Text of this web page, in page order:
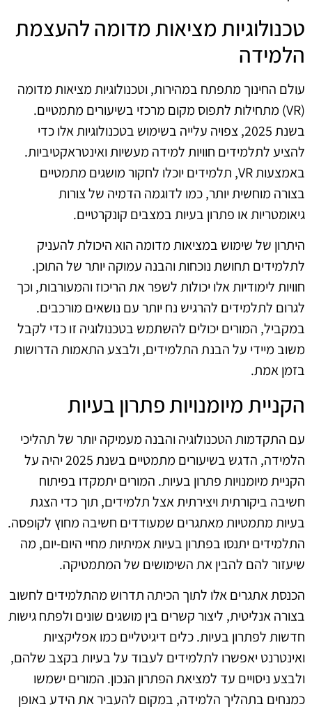
טכנולוגיות מציאות מדומה להעצמת
הלמידה
עולם החינוך מתפתח במהירות, וטכנולוגיות מציאות מדומה
(VR) מתחילות לתפוס מקום מרכזי בשיעורים מתמטיים.
בשנת 2025, צפויה עלייה בשימוש בטכנולוגיות אלו כדי
להציע לתלמידים חוויות למידה מעשיות ואינטראקטיביות.
באמצעות VR, תלמידים יוכלו לחקור מושגים מתמטיים
בצורה מוחשית יותר, כמו לדוגמה הדמיה של צורות
גיאומטריות או פתרון בעיות במצבים קונקרטיים.
היתרון של שימוש במציאות מדומה הוא היכולת להעניק
לתלמידים תחושת נוכחות והבנה עמוקה יותר של התוכן.
חוויות לימודיות אלו יכולות לשפר את הריכוז והמעורבות, וכך
לגרום לתלמידים להרגיש נח יותר עם נושאים מורכבים.
במקביל, המורים יכולים להשתמש בטכנולוגיה זו כדי לקבל
משוב מיידי על הבנת התלמידים, ולבצע התאמות הדרושות
בזמן אמת.
הקניית מיומנויות פתרון בעיות
עם התקדמות הטכנולוגיה והבנה מעמיקה יותר של תהליכי
הלמידה, הדגש בשיעורים מתמטיים בשנת 2025 יהיה על
הקניית מיומנויות פתרון בעיות. המורים יתמקדו בפיתוח
חשיבה ביקורתית ויצירתית אצל תלמידים, תוך כדי הצגת
בעיות מתמטיות מאתגרים שמעודדים חשיבה מחוץ לקופסה.
התלמידים יתנסו בפתרון בעיות אמיתיות מחיי היום-יום, מה
שיעזור להם להבין את השימושים של המתמטיקה.
הכנסת אתגרים אלו לתוך הכיתה תדרוש מהתלמידים לחשוב
בצורה אנליטית, ליצור קשרים בין מושגים שונים ולפתח גישות
חדשות לפתרון בעיות. כלים דיגיטליים כמו אפליקציות
ואינטרנט יאפשרו לתלמידים לעבוד על בעיות בקצב שלהם,
ולבצע ניסויים עד למציאת הפתרון הנכון. המורים ישמשו
כמנחים בתהליך הלמידה, במקום להעביר את הידע באופן